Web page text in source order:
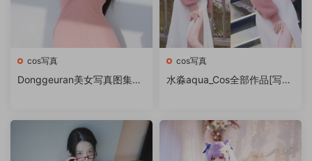
cos写真
Donggeuran美女写真图集合
cos写真
水淼aqua_Cos全部作品[写眞